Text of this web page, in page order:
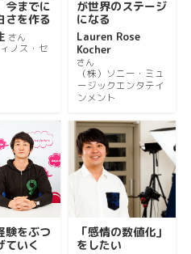
今までに
さを作る
さん
ィノス・セ
が世界のステージ
になる
Lauren Rose
Kocher
さん
（株）ソニー・ミュ
ージックエンタテイ
ンメント
験をぶつ
ていく
「感情の数値化」
をしたい